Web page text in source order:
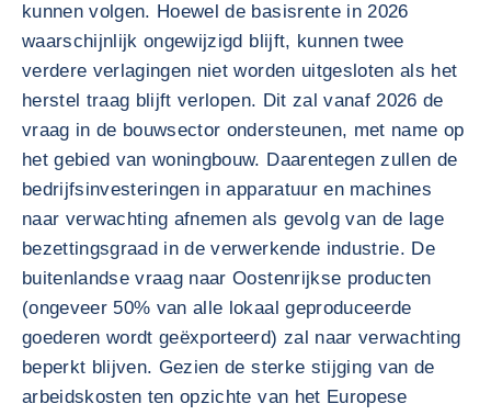
kunnen volgen. Hoewel de basisrente in 2026
waarschijnlijk ongewijzigd blijft, kunnen twee
verdere verlagingen niet worden uitgesloten als het
herstel traag blijft verlopen. Dit zal vanaf 2026 de
vraag in de bouwsector ondersteunen, met name op
het gebied van woningbouw. Daarentegen zullen de
bedrijfsinvesteringen in apparatuur en machines
naar verwachting afnemen als gevolg van de lage
bezettingsgraad in de verwerkende industrie. De
buitenlandse vraag naar Oostenrijkse producten
(ongeveer 50% van alle lokaal geproduceerde
goederen wordt geëxporteerd) zal naar verwachting
beperkt blijven. Gezien de sterke stijging van de
arbeidskosten ten opzichte van het Europese